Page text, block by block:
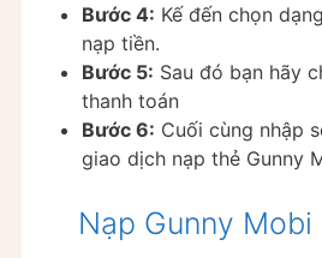
Bước 4: Kế đến chọn
nạp tiền.
Bước 5: Sau đó bạn hãy
thanh toán
Bước 6: Cuối cùng nhập
giao dịch nạp thẻ Gunny
Nạp Gunny Mobi